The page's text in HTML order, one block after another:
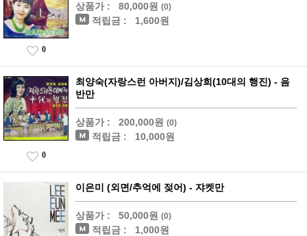
상품가 : 80,000원 (0)
적립금 : 1,600원
0
최양숙(자랑스런 아버지)/김상희(10대의 행진) - 음
반만
상품가 : 200,000원 (0)
적립금 : 10,000원
0
이은미 (외면/추억에 젖어) - 쟈켓만
상품가 : 50,000원 (0)
적립금 : 1,000원